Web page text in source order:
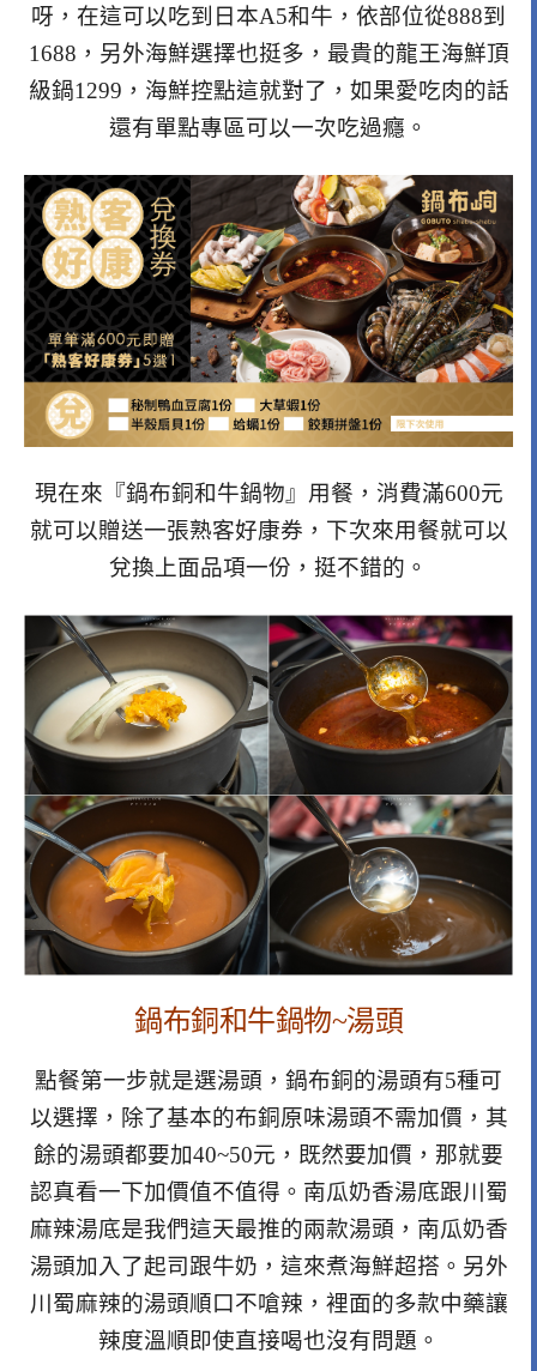
呀，在這可以吃到日本A5和牛，依部位從888到
1688，另外海鮮選擇也挺多，最貴的龍王海鮮頂
級鍋1299，海鮮控點這就對了，如果愛吃肉的話
還有單點專區可以一次吃過癮。
現在來『鍋布銅和牛鍋物』用餐，消費滿600元
就可以贈送一張熟客好康券，下次來用餐就可以
兌換上面品項一份，挺不錯的。
鍋布銅和牛鍋物~湯頭
點餐第一步就是選湯頭，鍋布銅的湯頭有5種可
以選擇，除了基本的布銅原味湯頭不需加價，其
餘的湯頭都要加40~50元，既然要加價，那就要
認真看一下加價值不值得。南瓜奶香湯底跟川蜀
麻辣湯底是我們這天最推的兩款湯頭，南瓜奶香
湯頭加入了起司跟牛奶，這來煮海鮮超搭。另外
川蜀麻辣的湯頭順口不嗆辣，裡面的多款中藥讓
辣度溫順即使直接喝也沒有問題。